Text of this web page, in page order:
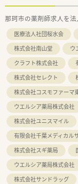
那珂市の薬剤師求人を法
医療法人社団桜水会
株式会社南山堂
ウ
クラフト株式会社
株式会社セレクト
株式会社コスモファーマ
ウエルシア薬局株式会社
株式会社ユニスマイル
有限会社千葉メディカル
株式会社スギ薬局
ウエルシア薬局株式会社
株式会社サンドラッグ